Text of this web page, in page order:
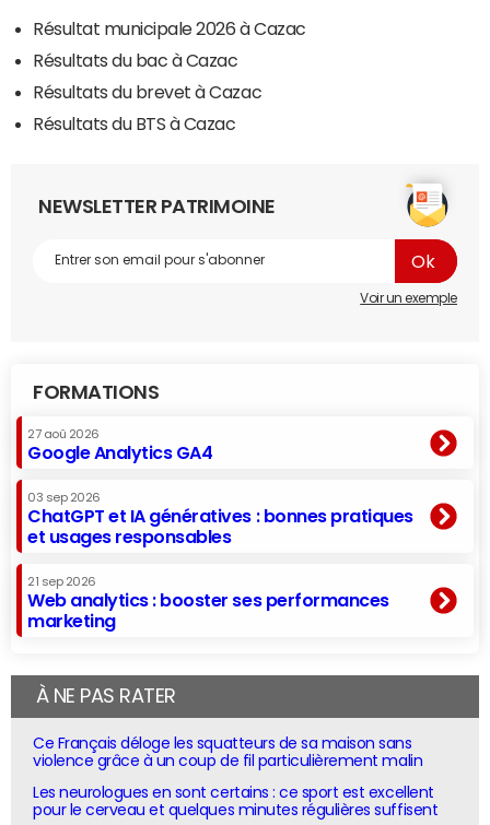
Résultat municipale 2026 à Cazac
Résultats du bac à Cazac
Résultats du brevet à Cazac
Résultats du BTS à Cazac
NEWSLETTER PATRIMOINE
Voir un exemple
FORMATIONS
27 aoû 2026
Google Analytics GA4
03 sep 2026
ChatGPT et IA génératives : bonnes pratiques
et usages responsables
21 sep 2026
Web analytics : booster ses performances
marketing
À NE PAS RATER
Ce Français déloge les squatteurs de sa maison sans
violence grâce à un coup de fil particulièrement malin
Les neurologues en sont certains : ce sport est excellent
pour le cerveau et quelques minutes régulières suffisent